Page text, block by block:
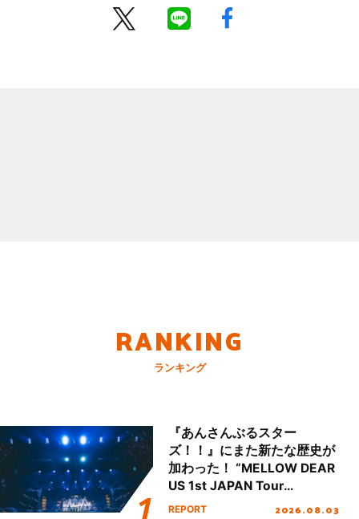
RANKING
ランキング
『あんさんぶるスター
ズ！！』にまた新たな歴史が
加わった！ “MELLOW DEAR
US 1st JAPAN Tour
Final「NICE to meet YOU
REPORT 2026.08.03